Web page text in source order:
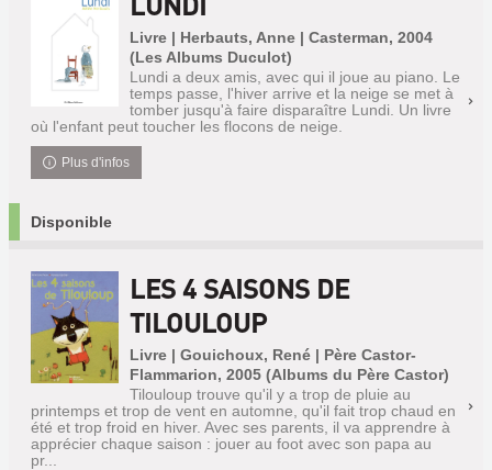
Livre | Herbauts, Anne | Casterman, 2004
(Les Albums Duculot)
Lundi a deux amis, avec qui il joue au piano. Le
temps passe, l'hiver arrive et la neige se met à
tomber jusqu'à faire disparaître Lundi. Un livre
où l'enfant peut toucher les flocons de neige.
Plus d'infos
Disponible
LES 4 SAISONS DE
TILOULOUP
Livre | Gouichoux, René | Père Castor-
Flammarion, 2005 (Albums du Père Castor)
Tilouloup trouve qu'il y a trop de pluie au
printemps et trop de vent en automne, qu'il fait trop chaud en
été et trop froid en hiver. Avec ses parents, il va apprendre à
apprécier chaque saison : jouer au foot avec son papa au
pr...